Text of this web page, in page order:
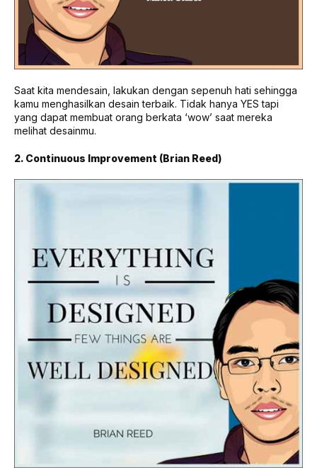
Saat kita mendesain, lakukan dengan sepenuh hati sehingga
kamu menghasilkan desain terbaik. Tidak hanya YES tapi
yang dapat membuat orang berkata ‘wow’ saat mereka
melihat desainmu.
2. Continuous Improvement (Brian Reed)